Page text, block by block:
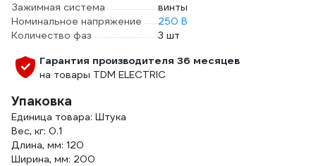
Зажимная система
винты
Номинальное напряжение
250 В
Количество фаз
3 шт
Гарантия производителя 36 месяцев
на товары TDM ELECTRIC
Упаковка
Единица товара: Штука
Вес, кг: 0.1
Длина, мм: 120
Ширина, мм: 200